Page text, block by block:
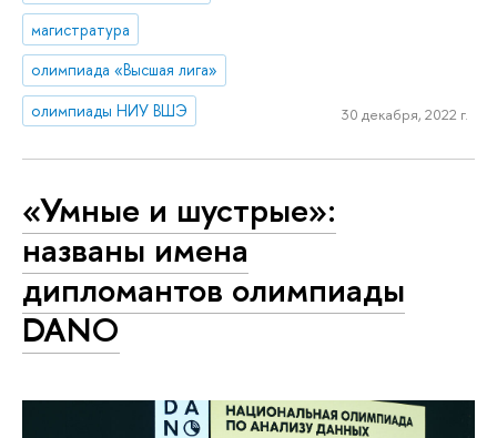
магистратура
олимпиада «Высшая лига»
олимпиады НИУ ВШЭ
30 декабря, 2022 г.
«Умные и шустрые»:
названы имена
дипломантов олимпиады
DANO